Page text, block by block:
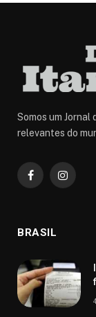
Somos um Jornal
relevantes do
Facebook
BRASIL